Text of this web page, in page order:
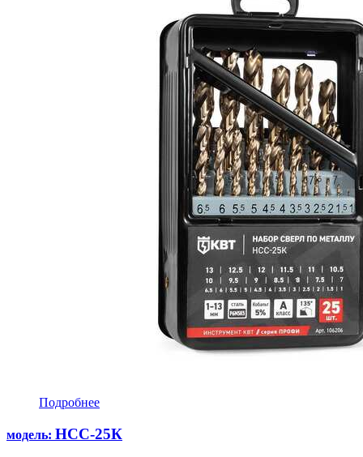
Подробнее
модель: НСС-25К